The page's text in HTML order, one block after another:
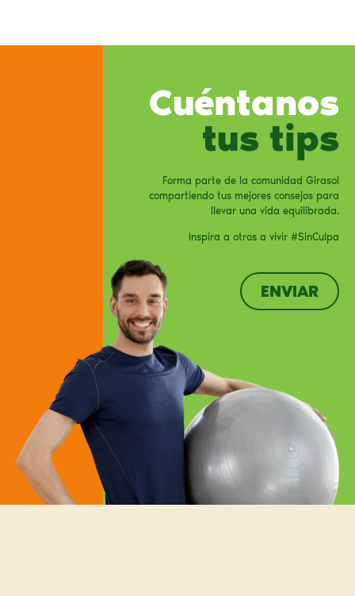
Cuéntanos
tus tips
Forma parte de la comunidad Girasol
compartiendo tus mejores consejos para
llevar una vida equilibrada.
Inspira a otros a vivir #SinCulpa
ENVIAR